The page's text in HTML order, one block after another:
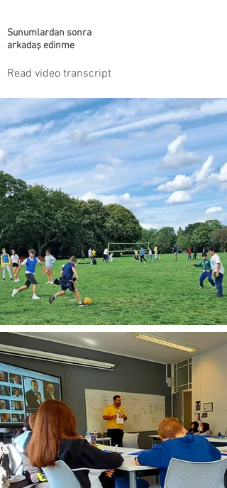
Sunumlardan sonra
arkadaş edinme
Read video transcript